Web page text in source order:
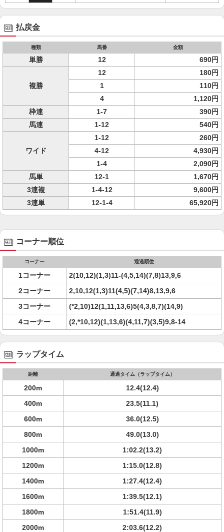
払戻金
種類 馬番 金額
単勝 12 690円
複勝
12
180円
1
110円
4
1,120円
枠連
1-7
390円
馬連
1-12 540円
ワイド
1-12
260円
4-12
4,930円
1-4
2,090円
馬単
12-1
1,670円
3連複
1-4-12
9,600円
3連単
12-1-4 65,920円
コーナー順位
コーナー 通過順位
1コーナー
2(10,12)(1,3)11-(4,5,14)(7,8)13,9,6
2コーナー
2,10,12(1,3)11(4,5)(7,14)8,13,9,6
3コーナー
(*2,10)12(1,11,13,6)5(4,3,8,7)(14,9)
4コーナー
(2,*10,12)(1,13,6)(4,11,7)(3,5)9,8-14
ラップタイム
距離 通過タイム（ラップタイム）
200m
12.4(12.4)
400m
23.5(11.1)
600m
36.0(12.5)
800m
49.0(13.0)
1000m
1:02.2(13.2)
1200m
1:15.0(12.8)
1400m
1:27.4(12.4)
1600m
1:39.5(12.1)
1800m
1:51.4(11.9)
2000m
2:03.6(12.2)